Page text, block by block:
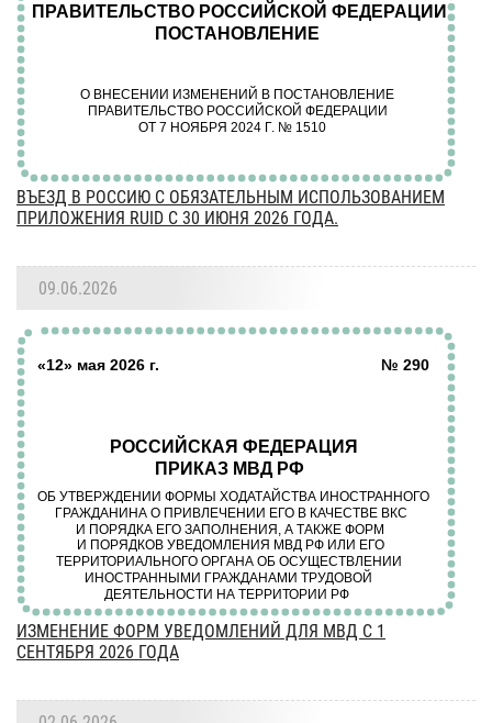
ВЪЕЗД В РОССИЮ С ОБЯЗАТЕЛЬНЫМ ИСПОЛЬЗОВАНИЕМ
ПРИЛОЖЕНИЯ RUID С 30 ИЮНЯ 2026 ГОДА.
09.06.2026
ИЗМЕНЕНИЕ ФОРМ УВЕДОМЛЕНИЙ ДЛЯ МВД С 1
СЕНТЯБРЯ 2026 ГОДА